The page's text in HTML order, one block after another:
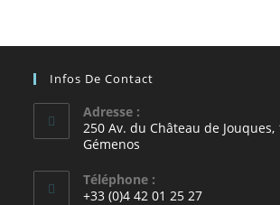
Infos De Contact
Adresse :
250 Av. du Château de Jouques,
Gémenos
Téléphone :
+33 (0)4 42 01 25 27